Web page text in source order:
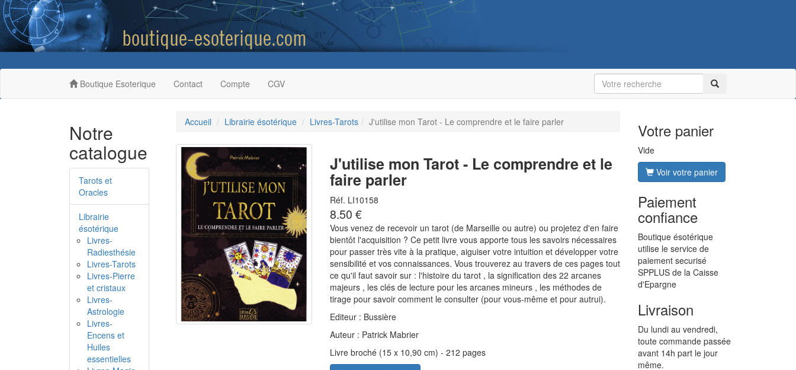
Boutique Esoterique Contact Compte CGV
Notre
catalogue
Tarots et
Oracles
Librairie
ésotérique
Livres-
Radiesthésie
Livres-Tarots
Livres-Pierre
et cristaux
Livres-
Astrologie
Livres-
Encens et
Huiles
essentielles
Accueil Librairie ésotérique Livres-Tarots J'utilise mon Tarot - Le comprendre et le faire parler
J'utilise mon Tarot - Le comprendre et le
faire parler
Réf. LI10158
8.50 €
Vous venez de recevoir un tarot (de Marseille ou autre) ou projetez d'en faire
bientôt l'acquisition ? Ce petit livre vous apporte tous les savoirs nécessaires
pour passer très vite à la pratique, aiguiser votre intuition et développer votre
sensibilité et vos connaissances. Vous trouverez au travers de ces pages tout
ce qu'il faut savoir sur : l'histoire du tarot , la signification des 22 arcanes
majeurs , les clés de lecture pour les arcanes mineurs , les méthodes de
tirage pour savoir comment le consulter (pour vous-même et pour autrui).
Editeur : Bussière
Auteur : Patrick Mabrier
Livre broché (15 x 10,90 cm) - 212 pages
Votre panier
Vide
Voir votre panier
Paiement
confiance
Boutique ésotérique
utilise le service de
paiement securisé
SPPLUS de la Caisse
d'Epargne
Livraison
Du lundi au vendredi,
toute commande passée
avant 14h part le jour
même.